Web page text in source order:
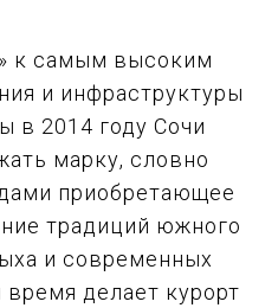
к самым высоким
и инфраструктуры
в 2014 году Сочи
марку, словно
приобретающее
традиций южного
и современных
делает курорт